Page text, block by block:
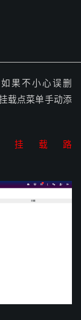
果不小心误删
载点菜单手动添
挂载路